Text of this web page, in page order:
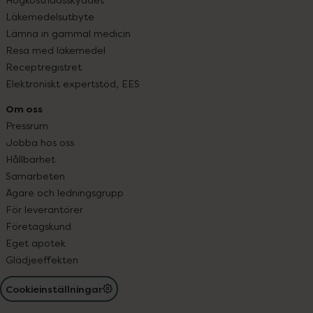
Läkemedelsutbyte
Lämna in gammal medicin
Resa med läkemedel
Receptregistret
Elektroniskt expertstöd, EES
Om oss
Pressrum
Jobba hos oss
Hållbarhet
Samarbeten
Ägare och ledningsgrupp
För leverantörer
Företagskund
Eget apotek
Glädjeeffekten
Cookieinställningar